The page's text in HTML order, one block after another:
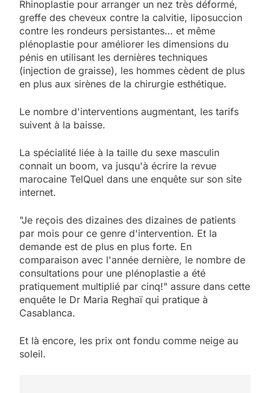
Rhinoplastie pour arranger un nez très déformé,
greffe des cheveux contre la calvitie, liposuccion
contre les rondeurs persistantes… et même
plénoplastie pour améliorer les dimensions du
pénis en utilisant les dernières techniques
(injection de graisse), les hommes cèdent de plus
en plus aux sirènes de la chirurgie esthétique.
Le nombre d'interventions augmentant, les tarifs
suivent à la baisse.
La spécialité liée à la taille du sexe masculin
connait un boom, va jusqu'à écrire la revue
marocaine TelQuel dans une enquête sur son site
internet.
"Je reçois des dizaines des dizaines de patients
par mois pour ce genre d'intervention. Et la
demande est de plus en plus forte. En
comparaison avec l'année dernière, le nombre de
consultations pour une plénoplastie a été
pratiquement multiplié par cinq!" assure dans cette
enquête le Dr Maria Reghaï qui pratique à
Casablanca.
Et là encore, les prix ont fondu comme neige au
soleil.